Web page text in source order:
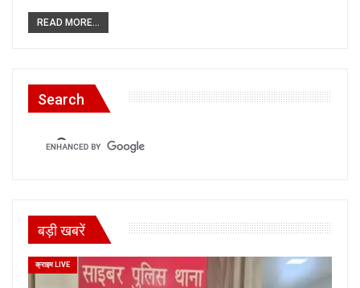
READ MORE...
Search
बड़ी खबरें
क्राइम LIVE